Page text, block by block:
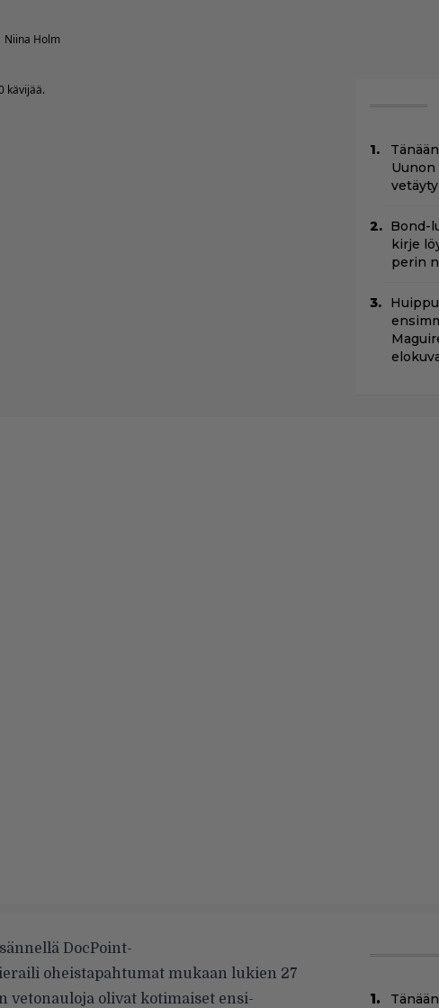
Niina Holm
kävijää.
Uunon
Bond-
kirje
perin
DocPoint-
oheistapahtumat mukaan lukien 27
vetonauloja olivat kotimaiset ensi-